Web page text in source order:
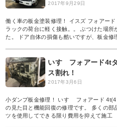
2017年9月29日
働く車の板金塗装修理！ イスズ フォアー
ラックの荷台に軽く接触。。 ぶつけた場所
た。 ドア自体の損傷も酷いですが、板金修
いすゞフォアード4t
ス割れ！
2017年3月6日
小ダンプ板金修理！ いすゞ フォアード
の見た目と機能回復の修理です。 多くの部
ツを使用してできる限り費用を抑えて施工